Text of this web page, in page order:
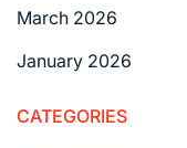
March 2026
January 2026
CATEGORIES